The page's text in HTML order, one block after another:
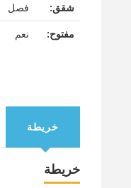
شقق:
فصل
مفتوح:
نعم
خريطة
خريطة